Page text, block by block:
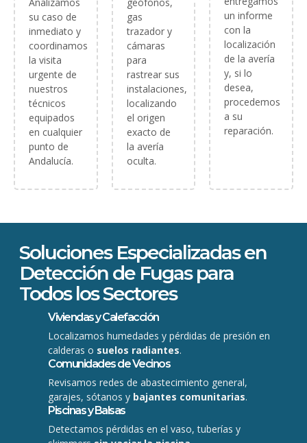
su caso de
inmediato y
coordinamos
la visita
urgente de
nuestros
técnicos
equipados
en cualquier
punto de
Andalucía.
gas
trazador y
cámaras
para
rastrear sus
instalaciones,
localizando
el origen
exacto de
la avería
oculta.
un informe
con la
localización
de la avería
y, si lo
desea,
procedemos
a su
reparación.
Soluciones Especializadas en
Detección de Fugas para
Todos los Sectores
Viviendas y Calefacción
Localizamos humedades y pérdidas de presión en
calderas o suelos radiantes.
Comunidades de Vecinos
Revisamos redes de abastecimiento general,
garajes, sótanos y bajantes comunitarias.
Piscinas y Balsas
Detectamos pérdidas en el vaso, tuberías y